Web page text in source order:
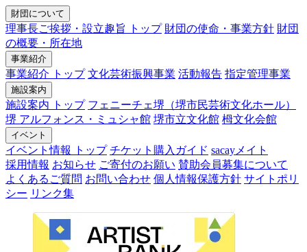
財団について
理事長ご挨拶・設立趣旨 トップ 財団の使命・事業方針 財団
の概要・所在地
事業紹介
事業紹介 トップ 文化芸術振興事業 活動報告 指定管理事業
施設案内
施設案内 トップ フェニーチェ堺（堺市民芸術文化ホール）
堺 アルフォンス・ミュシャ館 堺市立文化館 栂文化会館
イベント
イベント情報 トップ チケット購入ガイド sacayメイト
採用情報 お知らせ ご寄付のお願い 賛助会員募集について
よくあるご質問 お問い合わせ 個人情報保護方針 サイトポリ
シー リンク集